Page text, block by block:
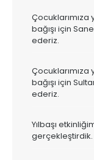
Çocuklarımıza
bağışı için
ederiz.
Çocuklarımıza
bağışı için
ederiz.
Yılbaşı
gerçekleştirdik.